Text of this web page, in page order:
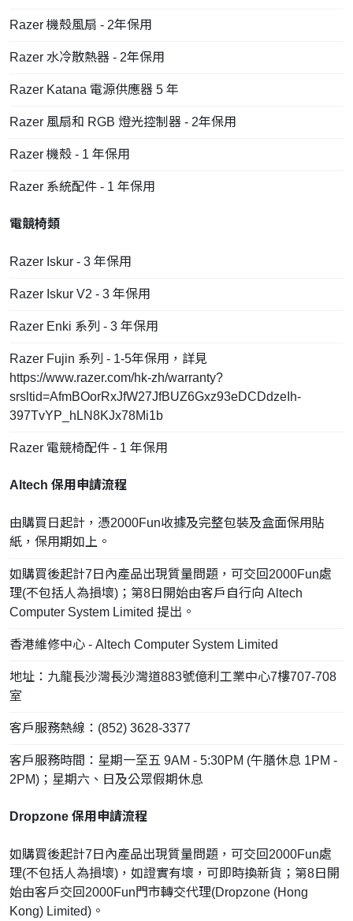
Razer 機殼風扇 - 2年保用
Razer 水冷散熱器 - 2年保用
Razer Katana 電源供應器 5 年
Razer 風扇和 RGB 燈光控制器 - 2年保用
Razer 機殼 - 1 年保用
Razer 系統配件 - 1 年保用
電競椅類
Razer Iskur - 3 年保用
Razer Iskur V2 - 3 年保用
Razer Enki 系列 - 3 年保用
Razer Fujin 系列 - 1-5年保用，詳見
https://www.razer.com/hk-zh/warranty?
srsltid=AfmBOorRxJfW27JfBUZ6Gxz93eDCDdzeIh-
397TvYP_hLN8KJx78Mi1b
Razer 電競椅配件 - 1 年保用
Altech 保用申請流程
由購買日起計，憑2000Fun收據及完整包裝及盒面保用貼
紙，保用期如上。
如購買後起計7日內產品出現質量問題，可交回2000Fun處
理(不包括人為損壞)；第8日開始由客戶自行向 Altech
Computer System Limited 提出。
香港維修中心 - Altech Computer System Limited
地址：九龍長沙灣長沙灣道883號億利工業中心7樓707-708
室
客戶服務熱線：(852) 3628-3377
客戶服務時間：星期一至五 9AM - 5:30PM (午膳休息 1PM -
2PM)；星期六、日及公眾假期休息
Dropzone 保用申請流程
如購買後起計7日內產品出現質量問題，可交回2000Fun處
理(不包括人為損壞)，如證實有壞，可即時換新貨；第8日開
始由客戶交回2000Fun門市轉交代理(Dropzone (Hong
Kong) Limited)。